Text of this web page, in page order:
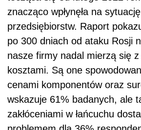
znacząco wpłynęła na
przedsiębiorstw. Raport
po 300 dniach od ataku Rosji
nasze firmy nadal mierzą się
kosztami. Są one
cenami komponentów oraz
wskazuje 61% badanych, ale
zakłóceniami w łańcuchu